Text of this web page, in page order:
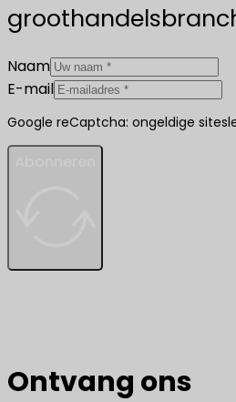
Naam
E-mail
Google reCaptcha: ongeldige
Ontvang ons